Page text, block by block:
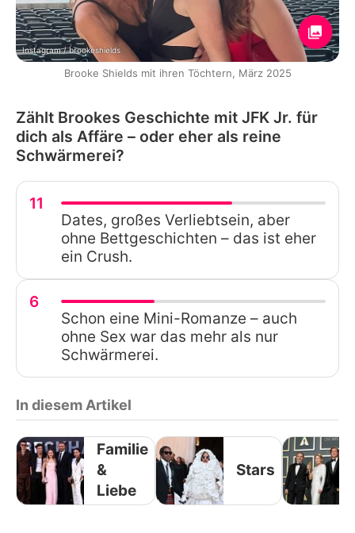
Instagram / brookeshields
Brooke Shields mit ihren Töchtern, März 2025
Zählt Brookes Geschichte mit JFK Jr. für
dich als Affäre – oder eher als reine
Schwärmerei?
11
Dates, großes Verliebtsein, aber
ohne Bettgeschichten – das ist eher
ein Crush.
6
Schon eine Mini-Romanze – auch
ohne Sex war das mehr als nur
Schwärmerei.
In diesem Artikel
Familie
&
Liebe
Stars